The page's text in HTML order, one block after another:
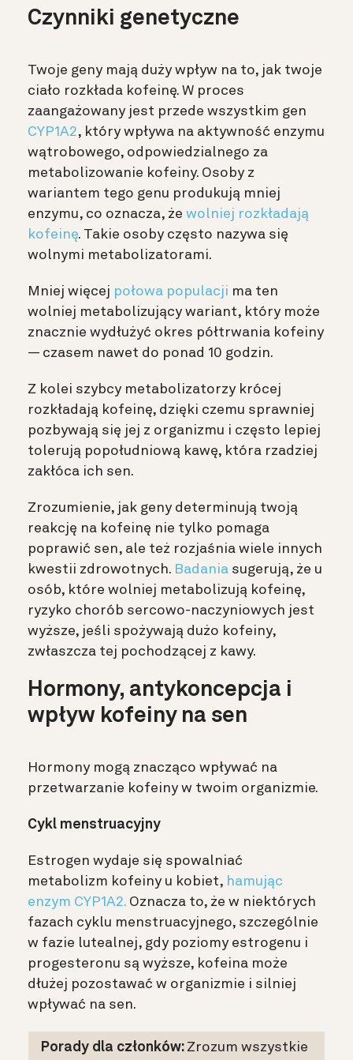
Czynniki genetyczne
Twoje geny mają duży wpływ na to, jak twoje
ciało rozkłada kofeinę. W proces
zaangażowany jest przede wszystkim gen
CYP1A2, który wpływa na aktywność enzymu
wątrobowego, odpowiedzialnego za
metabolizowanie kofeiny. Osoby z
wariantem tego genu produkują mniej
enzymu, co oznacza, że wolniej rozkładają
kofeinę. Takie osoby często nazywa się
wolnymi metabolizatorami.
Mniej więcej połowa populacji ma ten
wolniej metabolizujący wariant, który może
znacznie wydłużyć okres półtrwania kofeiny
— czasem nawet do ponad 10 godzin.
Z kolei szybcy metabolizatorzy krócej
rozkładają kofeinę, dzięki czemu sprawniej
pozbywają się jej z organizmu i często lepiej
tolerują popołudniową kawę, która rzadziej
zakłóca ich sen.
Zrozumienie, jak geny determinują twoją
reakcję na kofeinę nie tylko pomaga
poprawić sen, ale też rozjaśnia wiele innych
kwestii zdrowotnych. Badania sugerują, że u
osób, które wolniej metabolizują kofeinę,
ryzyko chorób sercowo-naczyniowych jest
wyższe, jeśli spożywają dużo kofeiny,
zwłaszcza tej pochodzącej z kawy.
Hormony, antykoncepcja i
wpływ kofeiny na sen
Hormony mogą znacząco wpływać na
przetwarzanie kofeiny w twoim organizmie.
Cykl menstruacyjny
Estrogen wydaje się spowalniać
metabolizm kofeiny u kobiet, hamując
enzym CYP1A2. Oznacza to, że w niektórych
fazach cyklu menstruacyjnego, szczególnie
w fazie lutealnej, gdy poziomy estrogenu i
progesteronu są wyższe, kofeina może
dłużej pozostawać w organizmie i silniej
wpływać na sen.
Porady dla członków: Zrozum wszystkie